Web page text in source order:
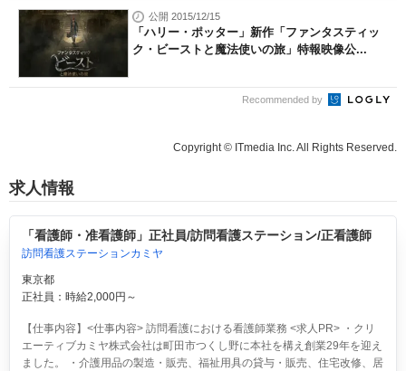
公開 2015/12/15
「ハリー・ポッター」新作「ファンタスティッ
ク・ビーストと魔法使いの旅」特報映像公...
Recommended by
Copyright © ITmedia Inc. All Rights Reserved.
求人情報
「看護師・准看護師」正社員/訪問看護ステーション/正看護師
訪問看護ステーションカミヤ
東京都
正社員：時給2,000円～
【仕事内容】<仕事内容> 訪問看護における看護師業務 <求人PR> ・クリ
エーティブカミヤ株式会社は町田市つくし野に本社を構え創業29年を迎え
ました。 ・介護用品の製造・販売、福祉用具の貸与・販売、住宅改修、居